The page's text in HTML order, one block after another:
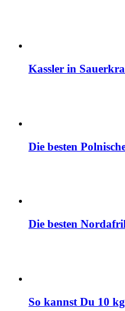
Kassler in
Die besten
Die besten
So kannst Du 10